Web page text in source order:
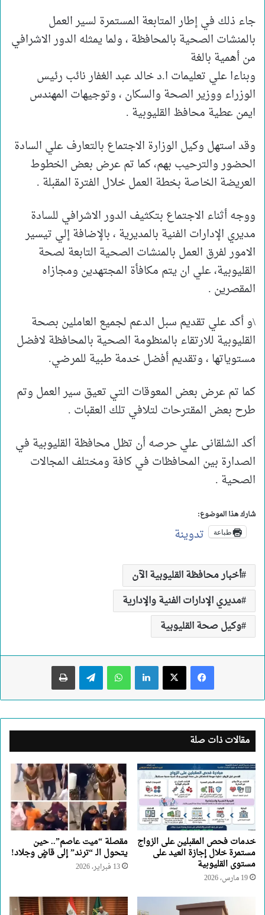
جاء ذلك في إطار المتابعة المستمرة لسير العمل
بالمنشات الصحية بالمحافظة ، ولما يمثله الدور الاشرافي
من أهمية بالغة
وبناءا علي تعليمات ا.د خالد عبد الغفار نائب رئيس
الوزراء ووزير الصحة والسكان ، وتوجيهات المهندس
ايمن عطية محافظ القليوبية .
وقد استهل وكيل الوزارة الاجتماع بالتعارف علي السادة
الحضور والترحيب بهم، كما تم عرض بعض الخطوط
العريضة الخاصة بخطة العمل خلال الفترة المقبلة .
ووجه أثناء الاجتماع بتكثيف الدور الاشرافي للسادة
مديري الإدارات الفنية بالمديرية ، بالإضافة إلي تيسير
الامور لفرق العمل بالمنشات الصحية التابعة لصحة
القليوبية، علي ان يتم مكافأة المجتهدين ومجازاه
المقصرين .
\و أكد علي تقديم سبل الدعم لجميع العاملين بصحة
القليوبية للارتقاء بالمنظومة الصحية بالمحافظة لافضل
مستوياتها ، وتقديم أفضل خدمة طبية للمرضي.
كما تم عرض بعض المعوقات التي تعيق سير العمل وتم
طرح بعض المقترحات لتلافي تلك العقبات .
أكد الشلقانى علي حرصه أن تظل محافظة القليوبية في
الصدارة بين المحافظات في كافة ومختلف المجالات
الصحية .
شارك هذا الموضوع:
طباعة تدوينة
أخبار محافظة القليوبية الآن
مديري الإدارات الفنية والإدارية
وكيل صحة القليوبية
لينكدإن واتساب تيلقرام طباعة
مقالات ذات صلة
خدمات فحص المقبلين على الزواج
مستمرة خلال إجازة العيد على
مستوى القليوبية
19 مارس، 2026
مقصلة “ميت عاصم”.. حين
يتحول الـ “ترند” إلى قاضٍ وجلاد!
13 فبراير، 2026